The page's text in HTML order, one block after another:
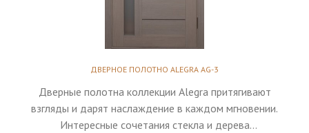
ДВЕРНОЕ ПОЛОТНО ALEGRA AG-3
Дверные полотна коллекции Alegra притягивают
взгляды и дарят наслаждение в каждом мгновении.
Интересные сочетания стекла и дерева